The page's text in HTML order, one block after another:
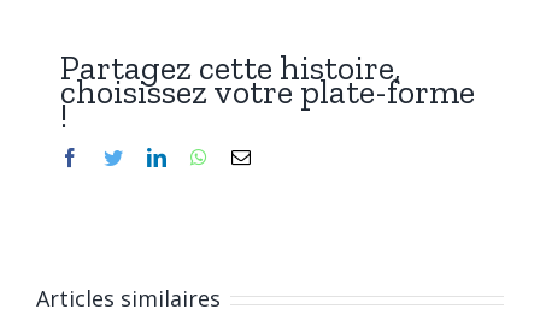
Partagez cette histoire,
choisissez votre plate-forme
!
Facebook
TwitterLinkedInWhatsApp
Email
Articles similaires